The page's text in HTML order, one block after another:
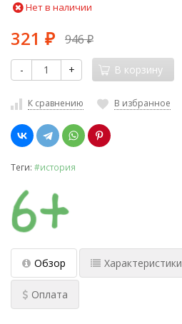
Нет в наличии
321 ₽ 946₽
- + В корзину
К сравнению В избранное
Теги: #история
Обзор Характеристики
Оплата